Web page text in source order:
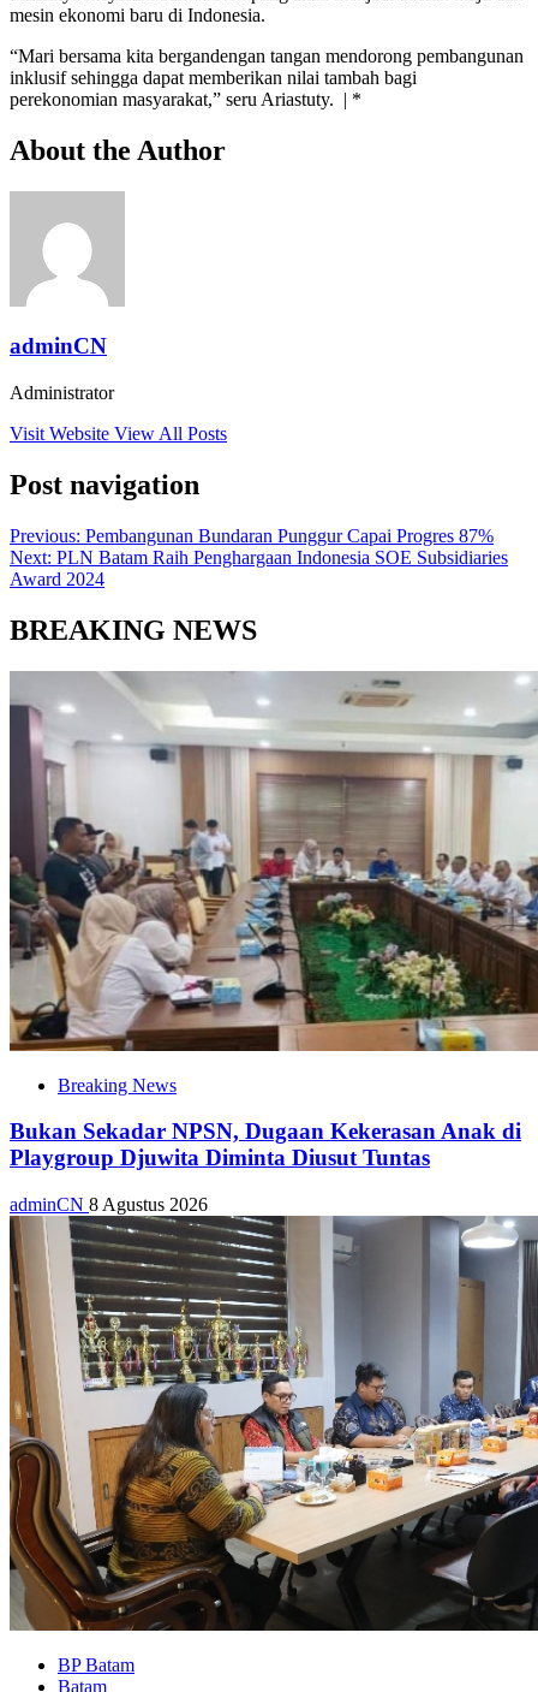
mesin ekonomi baru di Indonesia.
“Mari bersama kita bergandengan tangan mendorong pembangunan
inklusif sehingga dapat memberikan nilai tambah bagi
perekonomian masyarakat,” seru Ariastuty. | *
About the Author
adminCN
Administrator
Visit Website View All Posts
Post navigation
Previous: Pembangunan Bundaran Punggur Capai Progres 87%
Next: PLN Batam Raih Penghargaan Indonesia SOE Subsidiaries
Award 2024
BREAKING NEWS
Breaking News
Bukan Sekadar NPSN, Dugaan Kekerasan Anak di
Playgroup Djuwita Diminta Diusut Tuntas
adminCN 8 Agustus 2026
BP Batam
Batam